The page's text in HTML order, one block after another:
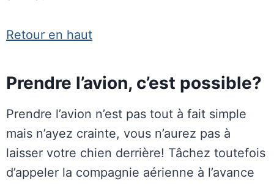
Retour en haut
Prendre l’avion, c’est possible?
Prendre l’avion n’est pas tout à fait simple
mais n’ayez crainte, vous n’aurez pas à
laisser votre chien derrière! Tâchez toutefois
d’appeler la compagnie aérienne à l’avance